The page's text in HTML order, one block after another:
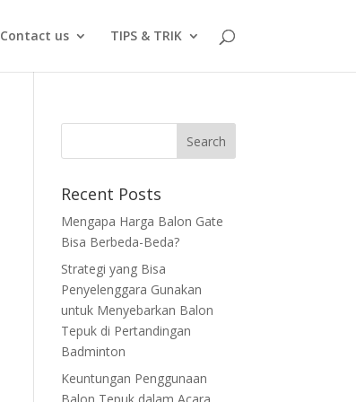
Contact us TIPS & TRIK
Recent Posts
Mengapa Harga Balon Gate
Bisa Berbeda-Beda?
Strategi yang Bisa
Penyelenggara Gunakan
untuk Menyebarkan Balon
Tepuk di Pertandingan
Badminton
Keuntungan Penggunaan